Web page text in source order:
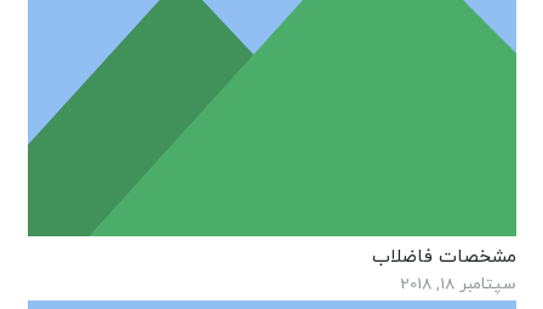
مشخصات فاضلاب
سپتامبر 18, 2018